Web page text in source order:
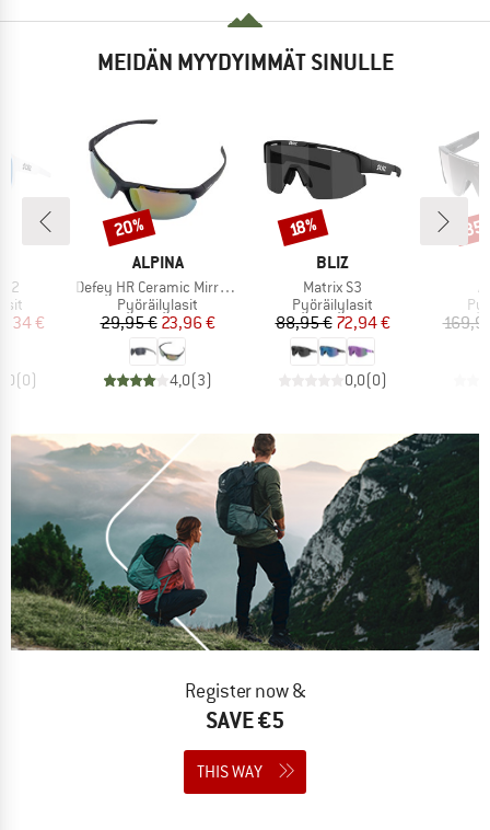
MEIDÄN MYYDYIMMÄT SINULLE
2
hinta
€
(0)
MERKKI
ALPINA
Tuote
Defey HR Ceramic Mirror Cat 3
Tuoteryhmä
Pyöräilylasit
Hinta
29,95 €Alennettu hinta
23,96 €
4,0(3)
Alennus
20%
MERKKI
BLIZ
Tuote
Matrix S3
Tuoteryhmä
Pyöräilylasit
Hinta
88,95 €Alennettu hinta
72,94 €
0,0(0)
Alennus
18%
Register now &
SAVE €5
THIS WAY